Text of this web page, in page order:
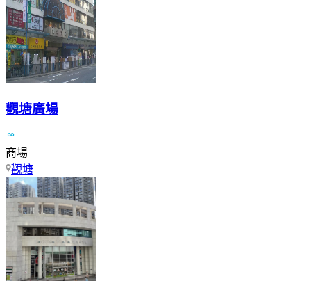
觀塘廣場
商場
觀塘